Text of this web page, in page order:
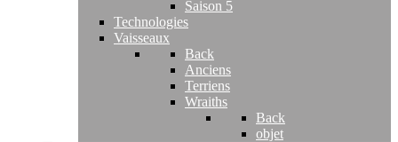
Saison 5
Technologies
Vaisseaux
Back
Anciens
Terriens
Wraiths
Back
objet